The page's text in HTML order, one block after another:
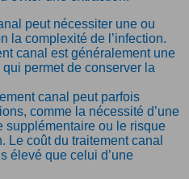
peut nécessiter une ou
la complexité de l’infection.
canal est généralement une
permet de conserver la
canal peut parfois
comme la nécessité d’une
supplémentaire ou le risque
Le coût du traitement canal
élevé que celui d’une